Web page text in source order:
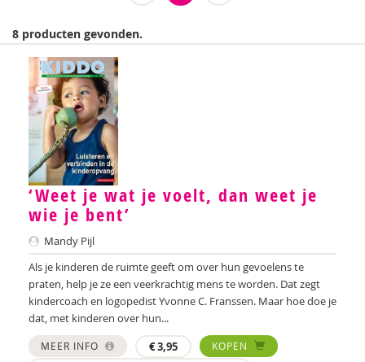
Brenda Abrahamse-Van Beek
Marijke Adema
Ilse Aerden
Pauline van Aken
Evelyn Akkermans
Robbert Almekinders
Teatske Altenburg
Creative Learning and Play
Iris Andriessen
Nilay Ardjosemito
8 producten gevonden.
‘Weet je wat je voelt, dan weet je
wie je bent’
Mandy Pijl
Als je kinderen de ruimte geeft om over hun gevoelens te
praten, help je ze een veerkrachtig mens te worden. Dat zegt
kindercoach en logopedist Yvonne C. Franssen. Maar hoe doe je
dat, met kinderen over hun...
MEER INFO €3,95
KOPEN